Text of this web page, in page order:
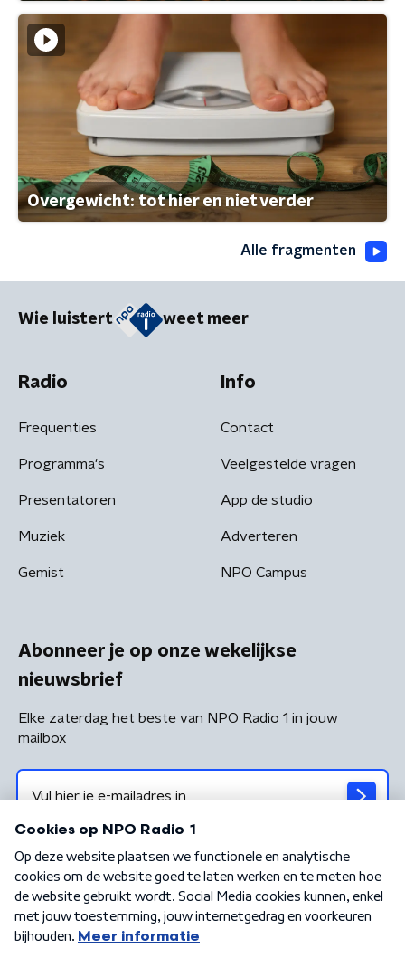
Overgewicht: tot hier en niet verder
Alle fragmenten
Wie luistert weet meer
Radio
Frequenties
Programma's
Presentatoren
Muziek
Gemist
Info
Contact
Veelgestelde vragen
App de studio
Adverteren
NPO Campus
Abonneer je op onze wekelijkse
nieuwsbrief
Elke zaterdag het beste van NPO Radio 1 in jouw
mailbox
Algemene voorwaarden